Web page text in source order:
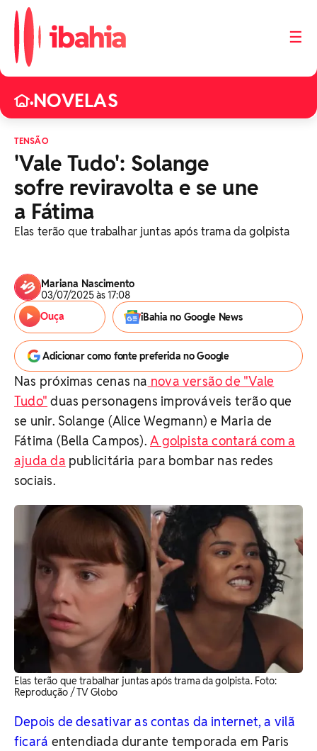
☰
•NOVELAS
TENSÃO
'Vale Tudo': Solange
sofre reviravolta e se une
a Fátima
Elas terão que trabalhar juntas após trama da golpista
Mariana Nascimento
03/07/2025 às 17:08
Ouça
iBahia no Google News
Adicionar como fonte preferida no Google
Nas próximas cenas na nova versão de "Vale
Tudo" duas personagens improváveis terão que
se unir. Solange (Alice Wegmann) e Maria de
Fátima (Bella Campos).A golpista contará com a
ajuda da publicitária para bombar nas redes
sociais.
Elas terão que trabalhar juntas após trama da golpista. ​Foto:
Reprodução / TV Globo
Depois de desativar as contas da internet, a vilã
ficará entendiada durante temporada em Paris